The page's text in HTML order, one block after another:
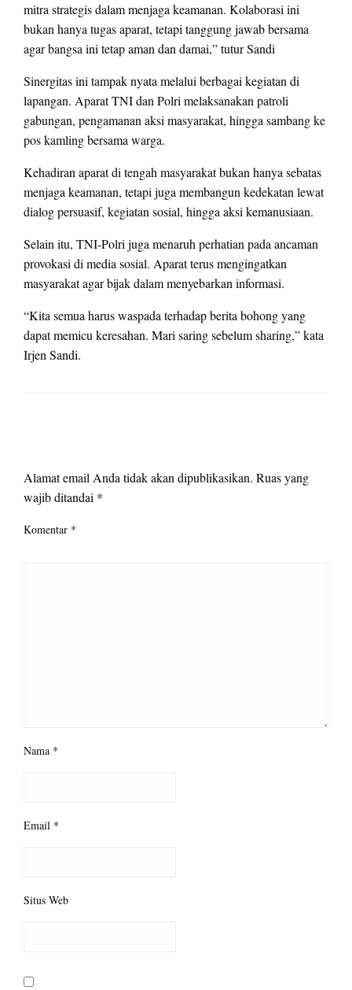
mitra strategis dalam menjaga keamanan. Kolaborasi ini
bukan hanya tugas aparat, tetapi tanggung jawab bersama
agar bangsa ini tetap aman dan damai,” tutur Sandi
Sinergitas ini tampak nyata melalui berbagai kegiatan di
lapangan. Aparat TNI dan Polri melaksanakan patroli
gabungan, pengamanan aksi masyarakat, hingga sambang ke
pos kamling bersama warga.
Kehadiran aparat di tengah masyarakat bukan hanya sebatas
menjaga keamanan, tetapi juga membangun kedekatan lewat
dialog persuasif, kegiatan sosial, hingga aksi kemanusiaan.
Selain itu, TNI-Polri juga menaruh perhatian pada ancaman
provokasi di media sosial. Aparat terus mengingatkan
masyarakat agar bijak dalam menyebarkan informasi.
“Kita semua harus waspada terhadap berita bohong yang
dapat memicu keresahan. Mari saring sebelum sharing,” kata
Irjen Sandi.
Alamat email Anda tidak akan dipublikasikan. Ruas yang
wajib ditandai *
Komentar *
Nama *
Email *
Situs Web